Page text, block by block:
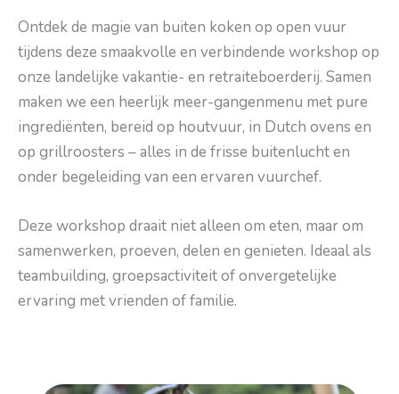
Ontdek de magie van buiten koken op open vuur
tijdens deze smaakvolle en verbindende workshop op
onze landelijke vakantie- en retraiteboerderij. Samen
maken we een heerlijk meer-gangenmenu met pure
ingrediënten, bereid op houtvuur, in Dutch ovens en
op grillroosters – alles in de frisse buitenlucht en
onder begeleiding van een ervaren vuurchef.
Deze workshop draait niet alleen om eten, maar om
samenwerken, proeven, delen en genieten. Ideaal als
teambuilding, groepsactiviteit of onvergetelijke
ervaring met vrienden of familie.